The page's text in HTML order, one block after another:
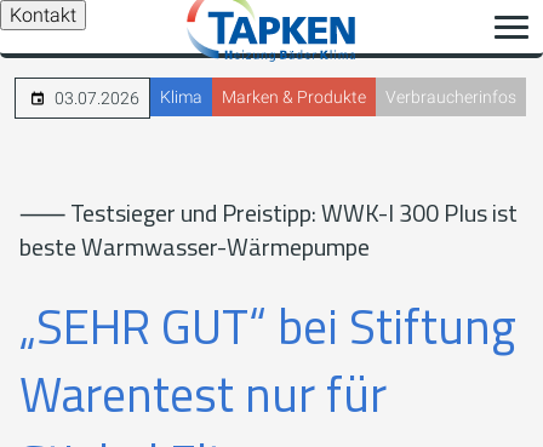
Kontakt
03.07.2026 Klima Marken & Produkte Verbraucherinfos
⸺ Testsieger und Preistipp: WWK-I 300 Plus ist
beste Warmwasser-Wärmepumpe
„SEHR GUT“ bei Stiftung
Warentest nur für